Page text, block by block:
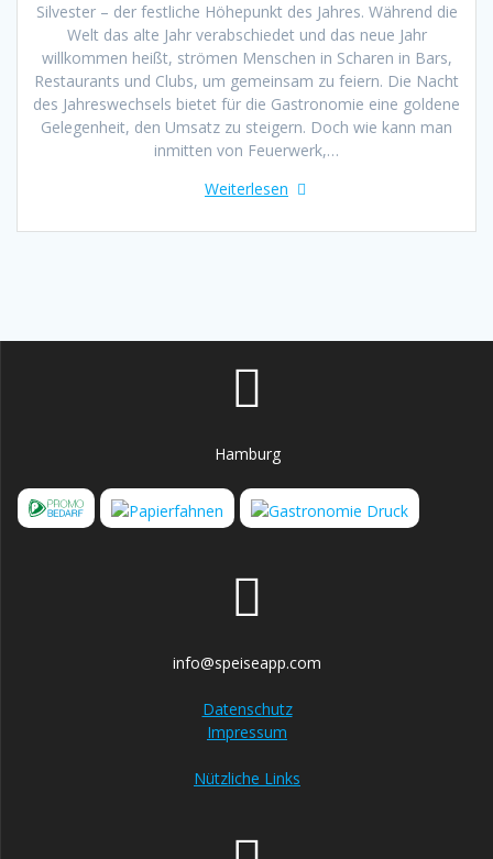
Silvester – der festliche Höhepunkt des Jahres. Während die
Welt das alte Jahr verabschiedet und das neue Jahr
willkommen heißt, strömen Menschen in Scharen in Bars,
Restaurants und Clubs, um gemeinsam zu feiern. Die Nacht
des Jahreswechsels bietet für die Gastronomie eine goldene
Gelegenheit, den Umsatz zu steigern. Doch wie kann man
inmitten von Feuerwerk,…
Weiterlesen
Hamburg
info@speiseapp.com
Datenschutz
Impressum
Nützliche Links